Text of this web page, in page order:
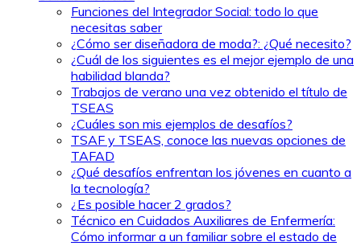
Funciones del Integrador Social: todo lo que
necesitas saber
¿Cómo ser diseñadora de moda?: ¿Qué necesito?
¿Cuál de los siguientes es el mejor ejemplo de una
habilidad blanda?
Trabajos de verano una vez obtenido el título de
TSEAS
¿Cuáles son mis ejemplos de desafíos?
TSAF y TSEAS, conoce las nuevas opciones de
TAFAD
¿Qué desafíos enfrentan los jóvenes en cuanto a
la tecnología?
¿Es posible hacer 2 grados?
Técnico en Cuidados Auxiliares de Enfermería:
Cómo informar a un familiar sobre el estado de